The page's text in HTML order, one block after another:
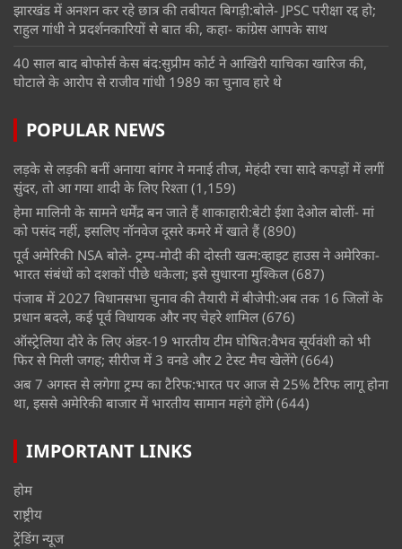
झारखंड में अनशन कर रहे छात्र की तबीयत बिगड़ी:बोले- JPSC परीक्षा रद्द हो;
राहुल गांधी ने प्रदर्शनकारियों से बात की, कहा- कांग्रेस आपके साथ
40 साल बाद बोफोर्स केस बंद:सुप्रीम कोर्ट ने आखिरी याचिका खारिज की,
घोटाले के आरोप से राजीव गांधी 1989 का चुनाव हारे थे
POPULAR NEWS
लड़के से लड़की बनीं अनाया बांगर ने मनाई तीज, मेहंदी रचा सादे कपड़ों में लगीं
सुंदर, तो आ गया शादी के लिए रिश्ता (1,159)
हेमा मालिनी के सामने धर्मेंद्र बन जाते हैं शाकाहारी:बेटी ईशा देओल बोलीं- मां
को पसंद नहीं, इसलिए नॉनवेज दूसरे कमरे में खाते हैं (890)
पूर्व अमेरिकी NSA बोले- ट्रम्प-मोदी की दोस्ती खत्म:व्हाइट हाउस ने अमेरिका-
भारत संबंधों को दशकों पीछे धकेला; इसे सुधारना मुश्किल (687)
पंजाब में 2027 विधानसभा चुनाव की तैयारी में बीजेपी:अब तक 16 जिलों के
प्रधान बदले, कई पूर्व विधायक और नए चेहरे शामिल (676)
ऑस्ट्रेलिया दौरे के लिए अंडर-19 भारतीय टीम घोषित:वैभव सूर्यवंशी को भी
फिर से मिली जगह; सीरीज में 3 वनडे और 2 टेस्ट मैच खेलेंगे (664)
अब 7 अगस्त से लगेगा ट्रम्प का टैरिफ:भारत पर आज से 25% टैरिफ लागू होना
था, इससे अमेरिकी बाजार में भारतीय सामान महंगे होंगे (644)
IMPORTANT LINKS
होम
राष्ट्रीय
ट्रेंडिंग न्यूज